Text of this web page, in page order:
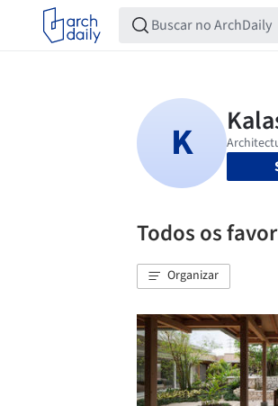
Todos os
Organizar